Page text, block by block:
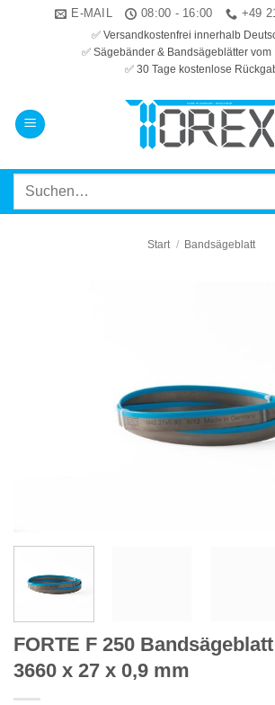
E-MAIL 08:00 - 16:00 +49
✅ Versandkostenfrei innerhalb
✅ Sägebänder & Bandsägeblätter vom
✅ 30 Tage kostenlose
Suchen
Start / Bandsägeblatt
FORTE F 250
3660 x 27 x 0,9 mm